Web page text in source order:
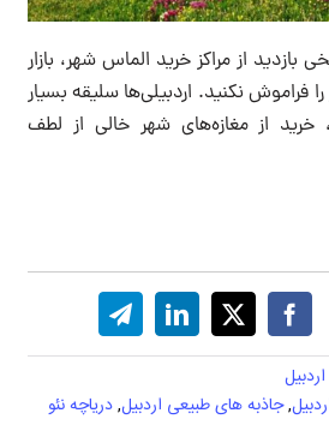
بازدید از مراکز خرید الماس شهر، بازار
فراموش نکنید. اردبیلی‌ها سلیقه بسیار
خرید از مغازه‌های شهر خالی از لطف
,جاذبه های طبیعی اردبیل,دریاچه نئو